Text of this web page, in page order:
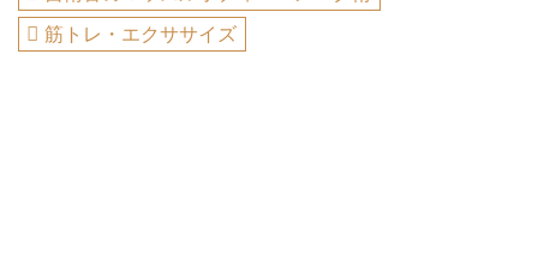
筋トレ・エクササイズ